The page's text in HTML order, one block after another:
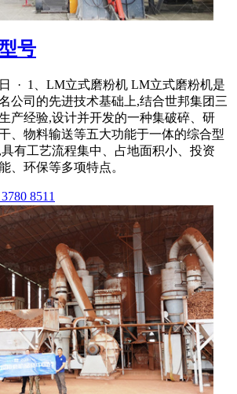
号
日 · 1、LM立式磨粉机 LM立式磨粉机是
公司的先进技术基础上,结合世邦集团三
产经验,设计并开发的一种集破碎、研
、物料输送等五大功能于一体的综合型
有工艺流程集中、占地面积小、投资
、环保等多项特点。
8511